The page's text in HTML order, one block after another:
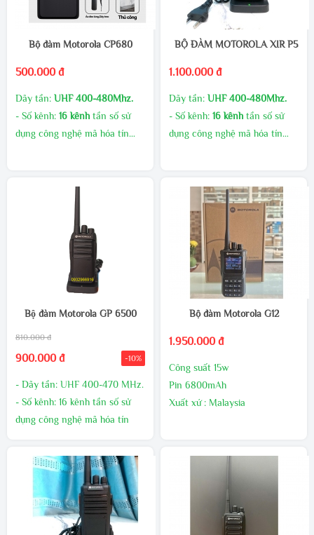
Bộ đàm Motorola CP680
500.000 đ
Dãy tần: UHF 400-480Mhz.
- Số kênh: 16 kênh tần số sử
dụng công nghệ mã hóa tín
- Công suất phát cao, âm
MUA SỐ LƯỢNG CHIẾT
GIAO HÀNG MIỄN PHÍ
KHUYẾN MÃI THƯỜNG
LIÊN HÊ TRỰC TIẾP ĐỂ CÓ
BỘ ĐÀM MOTOROLA XIR P550
1.100.000 đ
Dãy tần: UHF 400-480Mhz.
- Số kênh: 16 kênh tần số sử
dụng công nghệ mã hóa tín
- Công suất phát cao, âm
thanh to rõ
MUA SỐ LƯỢNG CHIẾT
KHẤU CAO
GIAO HÀNG MIỄN PHÍ
KHUYẾN MÃI THƯỜNG
XUYÊN
LIÊN HÊ TRỰC TIẾP ĐỂ CÓ
Bộ đàm Motorola GP 6500
810.000 đ
900.000 đ -10%
- Dãy tần: UHF 400-470 MHz.
- Số kênh: 16 kênh tần số sử
dụng công nghệ mã hóa tín
- Công suất phát: 10W (UHF).
- Pin: 5800mAh - 7.4V mang
lại thời gian đàm thoại dài.
- Đèn báo trạng thái tín hiệu
Bộ đàm Motorola G12
1.950.000 đ
Công suất 15w
Pin 6800mAh
Xuất xứ : Malaysia
nhà sản xuất